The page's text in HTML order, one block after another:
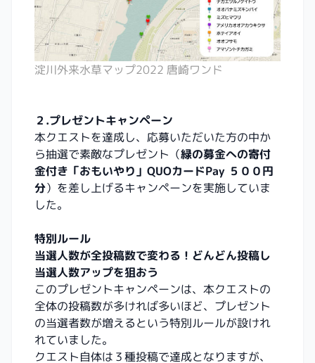
淀川外来水草マップ2022 唐崎ワンド
２.プレゼントキャンペーン
本クエストを達成し、応募いただいた方の中か
ら抽選で素敵なプレゼント（緑の募金への寄付
金付き「おもいやり」QUOカードPay ５００円
分）を差し上げるキャンペーンを実施していま
した。
特別ルール
当選人数が全投稿数で変わる！どんどん投稿し
当選人数アップを狙おう
このプレゼントキャンペーンは、本クエストの
全体の投稿数が多ければ多いほど、プレゼント
の当選者数が増えるという特別ルールが設けれ
れていました。
クエスト自体は３種投稿で達成となりますが、